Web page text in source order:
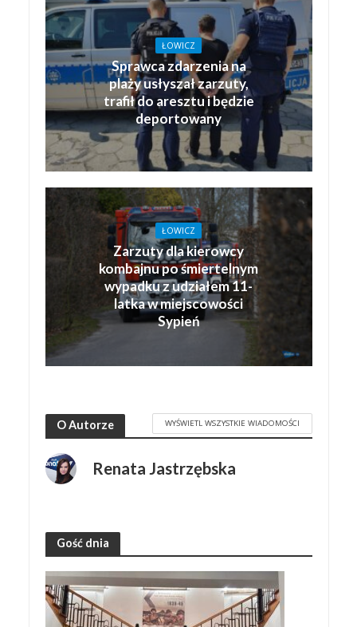
ŁOWICZ
Sprawca zdarzenia na
plaży usłyszał zarzuty,
trafił do aresztu i będzie
deportowany
ŁOWICZ
Zarzuty dla kierowcy
kombajnu po śmiertelnym
wypadku z udziałem 11-
latka w miejscowości
Sypień
O Autorze WYŚWIETL WSZYSTKIE WIADOMOŚCI
Renata Jastrzębska
Gość dnia